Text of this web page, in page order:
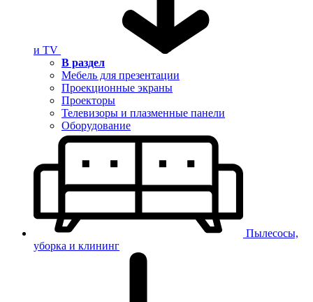
и TV
В раздел
Мебель для презентации
Проекционные экраны
Проекторы
Телевизоры и плазменные панели
Оборудование
Пылесосы,
уборка и клининг